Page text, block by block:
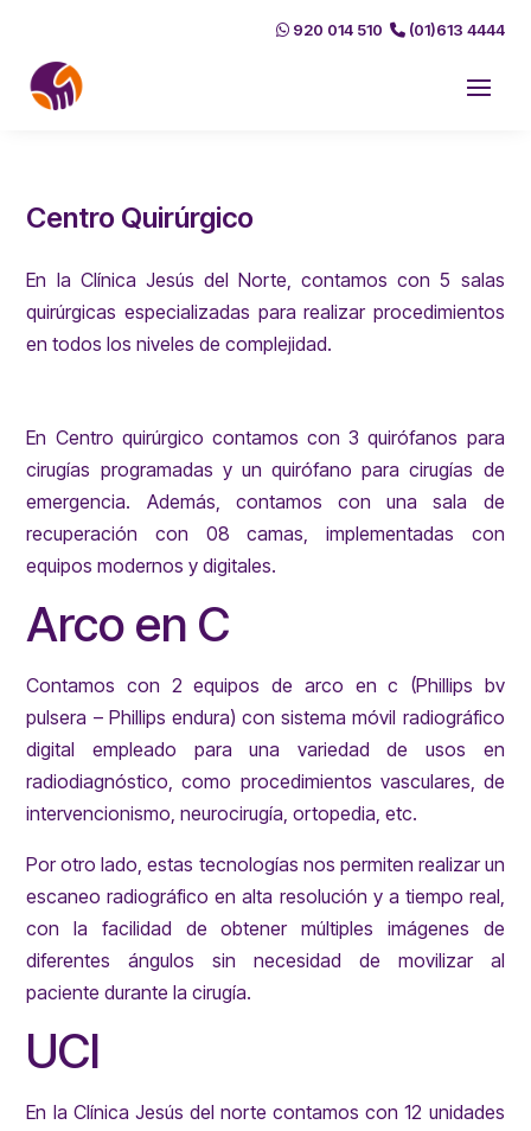
920 014 510 (01)613 4444
Centro Quirúrgico
En la Clínica Jesús del Norte, contamos con 5 salas
quirúrgicas especializadas para realizar procedimientos
en todos los niveles de complejidad.
En Centro quirúrgico contamos con 3 quirófanos para
cirugías programadas y un quirófano para cirugías de
emergencia. Además, contamos con una sala de
recuperación con 08 camas, implementadas con
equipos modernos y digitales.
Arco en C
Contamos con 2 equipos de arco en c (Phillips bv
pulsera – Phillips endura) con sistema móvil radiográfico
digital empleado para una variedad de usos en
radiodiagnóstico, como procedimientos vasculares, de
intervencionismo, neurocirugía, ortopedia, etc.
Por otro lado, estas tecnologías nos permiten realizar un
escaneo radiográfico en alta resolución y a tiempo real,
con la facilidad de obtener múltiples imágenes de
diferentes ángulos sin necesidad de movilizar al
paciente durante la cirugía.
UCI
En la Clínica Jesús del norte contamos con 12 unidades